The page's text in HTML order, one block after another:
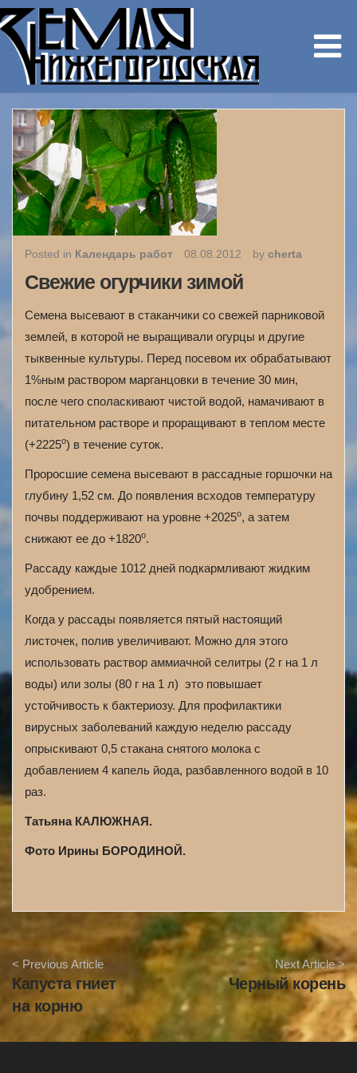
Posted in Календарь работ 08.08.2012 by cherta
Свежие огурчики зимой
Семена высевают в стаканчики со свежей парниковой
землей, в которой не выращивали огурцы и другие
тыквенные культуры. Перед посевом их обрабатывают
1%­ным раствором марганцовки в течение 30 мин,
после чего споласкивают чистой водой, намачивают в
питательном растворе и проращивают в теплом месте
(+22­25о) в течение суток.
Проросшие семена высевают в рассадные горшочки на
глубину 1,5­2 см. До появления всходов температуру
почвы поддерживают на уровне +20­25о, а затем
снижают ее до +18­20о.
Рассаду каждые 10­12 дней подкармливают жидким
удобрением.
Когда у рассады появляется пятый настоящий
листочек, полив увеличивают. Можно для этого
использовать раствор аммиачной селитры (2 г на 1 л
воды) или золы (80 г на 1 л) ­ это повышает
устойчивость к бактериозу. Для профилактики
вирусных заболеваний каждую неделю рассаду
опрыскивают 0,5 стакана снятого молока с
добавлением 4 капель йода, разбавленного водой в 10
раз.
Татьяна КАЛЮЖНАЯ.
Фото Ирины БОРОДИНОЙ.
A
r
i
< Previous Article
Капуста гниет
на корню
Next Article >
Черный корень